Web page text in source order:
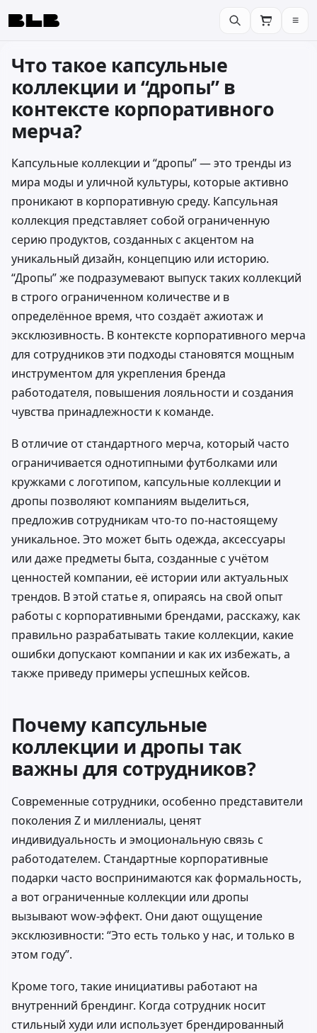
BLB ≡
Что такое капсульные
коллекции и “дропы” в
контексте корпоративного
мерча?
Капсульные коллекции и “дропы” — это тренды из
мира моды и уличной культуры, которые активно
проникают в корпоративную среду. Капсульная
коллекция представляет собой ограниченную
серию продуктов, созданных с акцентом на
уникальный дизайн, концепцию или историю.
“Дропы” же подразумевают выпуск таких коллекций
в строго ограниченном количестве и в
определённое время, что создаёт ажиотаж и
эксклюзивность. В контексте корпоративного мерча
для сотрудников эти подходы становятся мощным
инструментом для укрепления бренда
работодателя, повышения лояльности и создания
чувства принадлежности к команде.
В отличие от стандартного мерча, который часто
ограничивается однотипными футболками или
кружками с логотипом, капсульные коллекции и
дропы позволяют компаниям выделиться,
предложив сотрудникам что-то по-настоящему
уникальное. Это может быть одежда, аксессуары
или даже предметы быта, созданные с учётом
ценностей компании, её истории или актуальных
трендов. В этой статье я, опираясь на свой опыт
работы с корпоративными брендами, расскажу, как
правильно разрабатывать такие коллекции, какие
ошибки допускают компании и как их избежать, а
также приведу примеры успешных кейсов.
Почему капсульные
коллекции и дропы так
важны для сотрудников?
Современные сотрудники, особенно представители
поколения Z и миллениалы, ценят
индивидуальность и эмоциональную связь с
работодателем. Стандартные корпоративные
подарки часто воспринимаются как формальность,
а вот ограниченные коллекции или дропы
вызывают wow-эффект. Они дают ощущение
эксклюзивности: “Это есть только у нас, и только в
этом году”.
Кроме того, такие инициативы работают на
внутренний брендинг. Когда сотрудник носит
стильный худи или использует брендированный